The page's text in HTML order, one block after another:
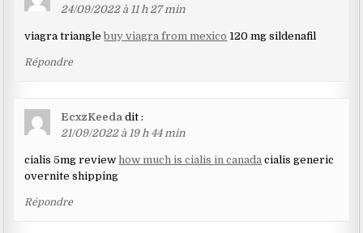
24/09/2022 à 11 h 27 min
viagra trianglebuy viagra from mexico 120 mg sildenafil
Répondre
EcxzKeeda dit :
21/09/2022 à 19 h 44 min
cialis 5mg reviewhow much is cialis in canada cialis generic
overnite shipping
Répondre